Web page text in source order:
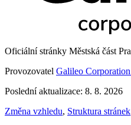
Oficiální stránky Městská část
Provozovatel Galileo Corporation
Poslední aktualizace: 8. 8. 2026
Změna vzhledu, Struktura stránek